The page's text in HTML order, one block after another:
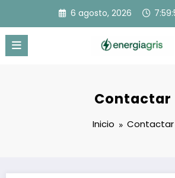
contenido
6 agosto, 2026
Contactar
Inicio Contactar